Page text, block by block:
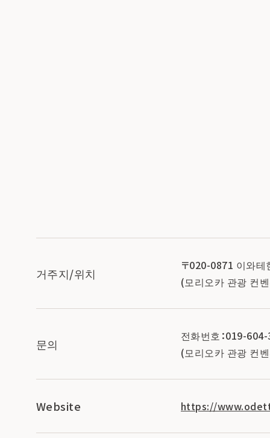
거주지/위치
〒020-0871 이와
(모리오카 관광 컨
문의
전화번호：019-
(모리오카 관광 컨
Website https://